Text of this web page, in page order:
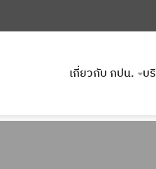
เกี่ยวกับ กปน. บ